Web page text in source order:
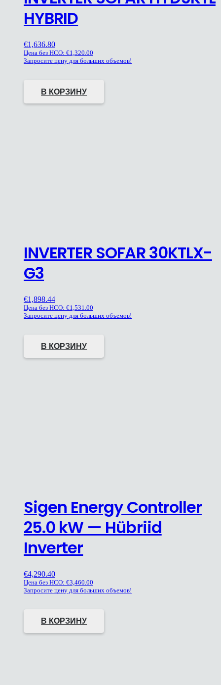
HYBRID
€1,636.80
Цена без НСО: €1,320.00
Запросите цену для больших объемов!
В КОРЗИНУ
INVERTER SOFAR 30KTLX-
G3
€1,898.44
Цена без НСО: €1,531.00
Запросите цену для больших объемов!
В КОРЗИНУ
Sigen Energy Controller
25.0 kW — Hübriid
Inverter
€4,290.40
Цена без НСО: €3,460.00
Запросите цену для больших объемов!
В КОРЗИНУ